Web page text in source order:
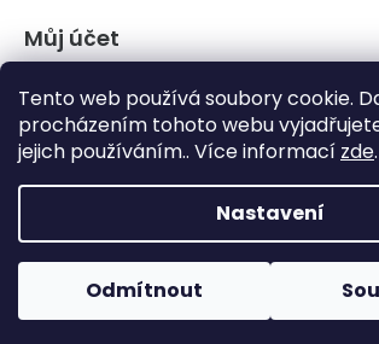
Tento web používá soubory cookie.
procházením tohoto webu
jejich používáním.. Více informací zde.
Nastavení
Odmítnout
Můj účet
Registrace
Historie objednávek
Vytvořil Shoptet Anque
Copyright 2026Pestovani.cz. Všechna